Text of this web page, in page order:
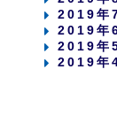
2019年
2019年
2019年
2019年